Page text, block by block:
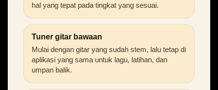
hal yang tepat pada tingkat yang sesuai.
Tuner gitar bawaan
Mulai dengan gitar yang sudah stem, lalu tetap di
aplikasi yang sama untuk lagu, latihan, dan
umpan balik.